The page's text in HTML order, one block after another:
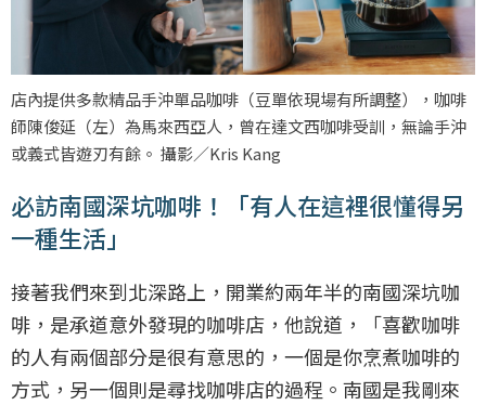
店內提供多款精品手沖單品咖啡（豆單依現場有所調整），咖啡
師陳俊延（左）為馬來西亞人，曾在達文西咖啡受訓，無論手沖
或義式皆遊刃有餘。 攝影／Kris Kang
必訪南國深坑咖啡！「有人在這裡很懂得另
一種生活」
接著我們來到北深路上，開業約兩年半的南國深坑咖
啡，是承道意外發現的咖啡店，他說道，「喜歡咖啡
的人有兩個部分是很有意思的，一個是你烹煮咖啡的
方式，另一個則是尋找咖啡店的過程。南國是我剛來